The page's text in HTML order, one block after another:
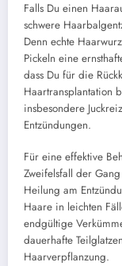
Falls Du einen
schwere
Denn echte
Pickeln eine
dass Du für die
Haartransplantation
insbesondere
Entzündungen.
Für eine effektive
Zweifelsfall der
Heilung am
Haare in leichten
endgültige
dauerhafte
Haarverpflanzung.